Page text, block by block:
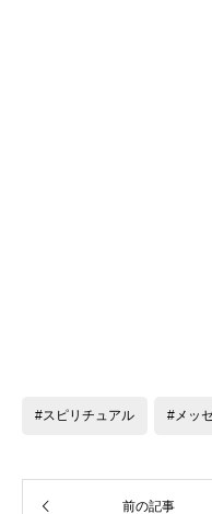
#スピリチュアル #メッ
前の記事